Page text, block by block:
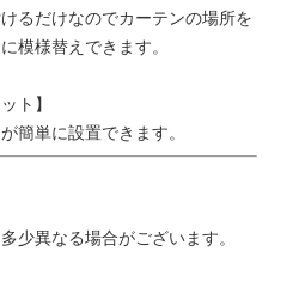
るだけなのでカーテンの場所を
模様替えできます。
ト】
簡単に設置できます。
少異なる場合がございます。